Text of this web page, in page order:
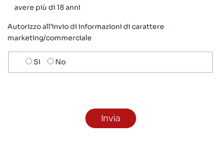
avere più di 18 anni
Autorizzo all’invio di informazioni di carattere
marketing/commerciale
Scelta
invio
Si No